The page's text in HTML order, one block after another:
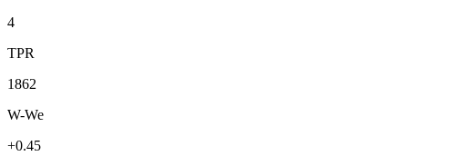
4
TPR
1862
W-We
+0.45